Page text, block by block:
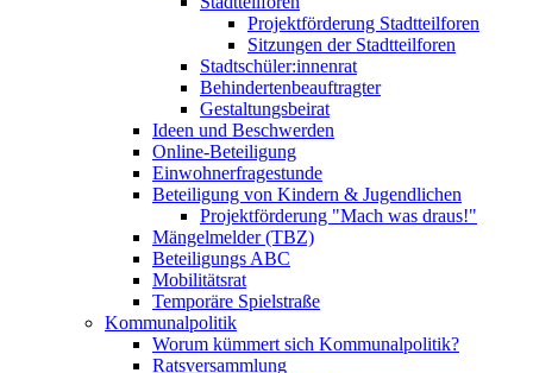
Projektförderung Stadtteilforen
Sitzungen der Stadtteilforen
Stadtschüler:innenrat
Behindertenbeauftragter
Gestaltungsbeirat
Ideen und Beschwerden
Online-Beteiligung
Einwohnerfragestunde
Beteiligung von Kindern & Jugendlichen
Projektförderung "Mach was draus!"
Mängelmelder (TBZ)
Beteiligungs ABC
Mobilitätsrat
Temporäre Spielstraße
Kommunalpolitik
Worum kümmert sich Kommunalpolitik?
Ratsversammlung